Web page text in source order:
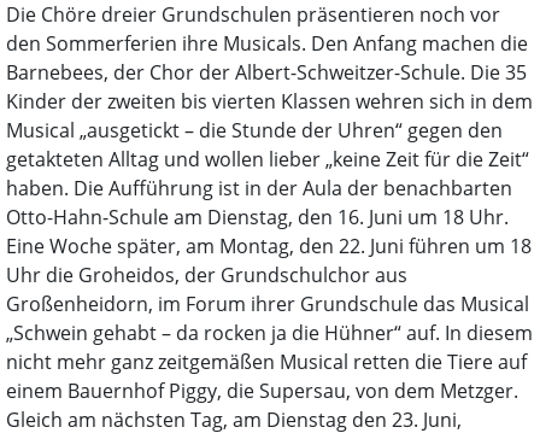
Die Chöre dreier Grundschulen präsentieren noch vor
den Sommerferien ihre Musicals. Den Anfang machen die
Barnebees, der Chor der Albert-Schweitzer-Schule. Die 35
Kinder der zweiten bis vierten Klassen wehren sich in dem
Musical „ausgetickt – die Stunde der Uhren“ gegen den
getakteten Alltag und wollen lieber „keine Zeit für die Zeit“
haben. Die Aufführung ist in der Aula der benachbarten
Otto-Hahn-Schule am Dienstag, den 16. Juni um 18 Uhr.
Eine Woche später, am Montag, den 22. Juni führen um 18
Uhr die Groheidos, der Grundschulchor aus
Großenheidorn, im Forum ihrer Grundschule das Musical
„Schwein gehabt – da rocken ja die Hühner“ auf. In diesem
nicht mehr ganz zeitgemäßen Musical retten die Tiere auf
einem Bauernhof Piggy, die Supersau, von dem Metzger.
Gleich am nächsten Tag, am Dienstag den 23. Juni,